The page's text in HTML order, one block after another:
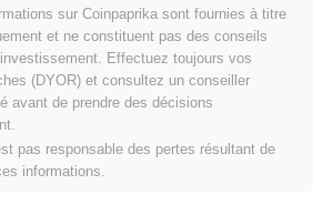
actuellement~0.64%en dessous de son ATH .
performe-t-il par rapport au
plus large ?
jours, TuXky a a gagné
crypto global qui a affiché un gain de
un retard temporaire dans l'action des prix de
dynamique du marché plus large.
sur Coinpaprika sont fournies à titre
et ne constituent pas des conseils
Effectuez toujours vos
(DYOR) et consultez un conseiller
avant de prendre des décisions
pas responsable des pertes résultant de
informations.